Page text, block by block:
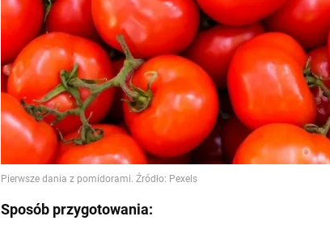
Sposób przygotowania: